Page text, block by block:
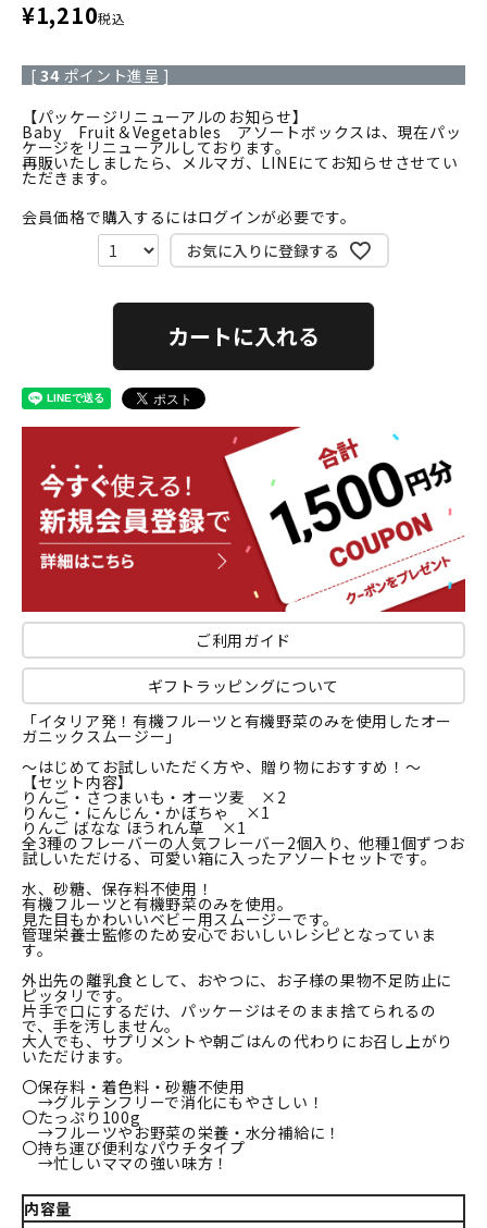
¥1,210税込
[ 34 ポイント進呈 ]
【パッケージリニューアルのお知らせ】
Baby Fruit＆Vegetables アソートボックスは、現在パッ
ケージをリニューアルしております。
再販いたしましたら、メルマガ、LINEにてお知らせさせてい
ただきます。
会員価格で購入するにはログインが必要です。
お気に入りに登録する
カートに入れる
ご利用ガイド
ギフトラッピングについて
「イタリア発！有機フルーツと有機野菜のみを使用したオー
ガニックスムージー」
～はじめてお試しいただく方や、贈り物におすすめ！～
【セット内容】
りんご・さつまいも・オーツ麦 ×2
りんご・にんじん・かぼちゃ ×1
りんご ばなな ほうれん草 ×1
全3種のフレーバーの人気フレーバー2個入り、他種1個ずつお
試しいただける、可愛い箱に入ったアソートセットです。
水、砂糖、保存料不使用！
有機フルーツと有機野菜のみを使用。
見た目もかわいいベビー用スムージーです。
管理栄養士監修のため安心でおいしいレシピとなっていま
す。
外出先の離乳食として、おやつに、お子様の果物不足防止に
ピッタリです。
片手で口にするだけ、パッケージはそのまま捨てられるの
で、手を汚しません。
大人でも、サプリメントや朝ごはんの代わりにお召し上がり
いただけます。
〇保存料・着色料・砂糖不使用
→グルテンフリーで消化にもやさしい！
〇たっぷり100g
→フルーツやお野菜の栄養・水分補給に！
〇持ち運び便利なパウチタイプ
→忙しいママの強い味方！
内容量